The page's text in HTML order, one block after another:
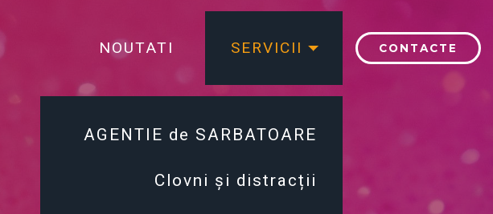
NOUTATI SERVICII
AGENTIE de SARBATOARE
Clovni și distracții
CONTACTE